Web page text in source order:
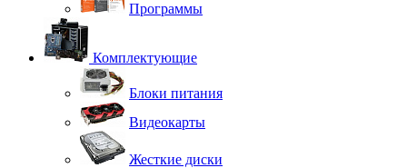
Программы
Комплектующие
Блоки питания
Видеокарты
Жесткие диски